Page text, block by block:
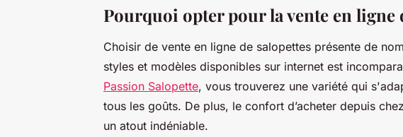
Pourquoi opter pour la vente en ligne
Choisir de vente en ligne de salopettes présente de
styles et modèles disponibles sur internet est
Passion Salopette, vous trouverez une variété qui
tous les goûts. De plus, le confort d’acheter depuis
un atout indéniable.